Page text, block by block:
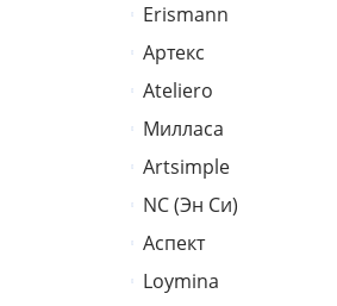
Палитра
Erismann
Erismann
Артекс
Артекс
Ateliero
Ateliero
Милласа
Ambient
Ambient Vol.2
Amsterdam
Artsimple
Geometry
NC (Эн Си)
Колор
Аспект
Аспект
Loymina